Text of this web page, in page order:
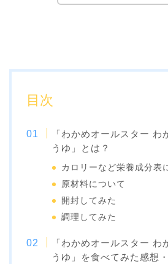
目次
「わかめオールスター わ
うゆ」とは？
カロリーなど栄養成分表
原材料について
開封してみた
調理してみた
「わかめオールスター わ
うゆ」を食べてみた感想